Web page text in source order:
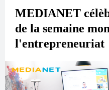
MEDIANET
de la semaine
l'entrepreneuriat